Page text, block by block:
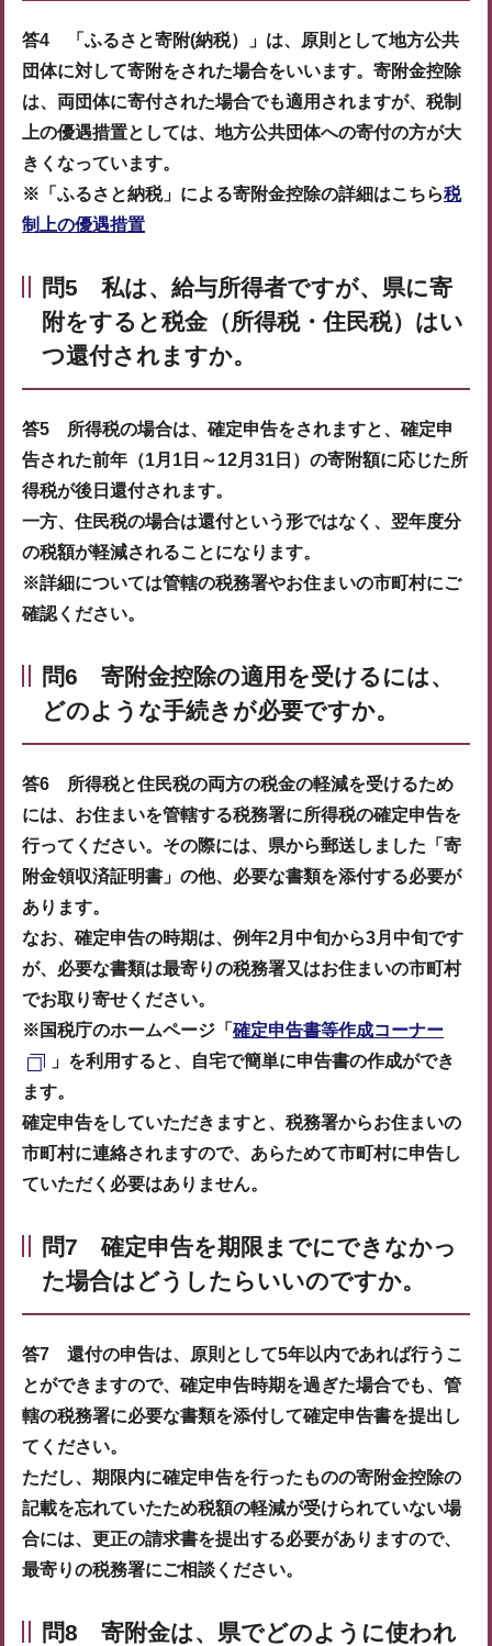
答4 「ふるさと寄附(納税）」は、原則として地方公共
団体に対して寄附をされた場合をいいます。寄附金控除
は、両団体に寄付された場合でも適用されますが、税制
上の優遇措置としては、地方公共団体への寄付の方が大
きくなっています。
※「ふるさと納税」による寄附金控除の詳細はこちら税
制上の優遇措置
問5 私は、給与所得者ですが、県に寄
附をすると税金（所得税・住民税）はい
つ還付されますか。
答5 所得税の場合は、確定申告をされますと、確定申
告された前年（1月1日～12月31日）の寄附額に応じた所
得税が後日還付されます。
一方、住民税の場合は還付という形ではなく、翌年度分
の税額が軽減されることになります。
※詳細については管轄の税務署やお住まいの市町村にご
確認ください。
問6 寄附金控除の適用を受けるには、
どのような手続きが必要ですか。
答6 所得税と住民税の両方の税金の軽減を受けるため
には、お住まいを管轄する税務署に所得税の確定申告を
行ってください。その際には、県から郵送しました「寄
附金領収済証明書」の他、必要な書類を添付する必要が
あります。
なお、確定申告の時期は、例年2月中旬から3月中旬です
が、必要な書類は最寄りの税務署又はお住まいの市町村
でお取り寄せください。
※国税庁のホームページ「 確定申告書等作成コーナー
」を利用すると、自宅で簡単に申告書の作成ができ
ます。
確定申告をしていただきますと、税務署からお住まいの
市町村に連絡されますので、あらためて市町村に申告し
ていただく必要はありません。
問7 確定申告を期限までにできなかっ
た場合はどうしたらいいのですか。
答7 還付の申告は、原則として5年以内であれば行うこ
とができますので、確定申告時期を過ぎた場合でも、管
轄の税務署に必要な書類を添付して確定申告書を提出し
てください。
ただし、期限内に確定申告を行ったものの寄附金控除の
記載を忘れていたため税額の軽減が受けられていない場
合には、更正の請求書を提出する必要がありますので、
最寄りの税務署にご相談ください。
問8 寄附金は、県でどのように使われ